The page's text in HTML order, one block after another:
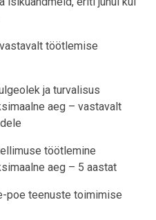
töötlemise
ja turvalisus
aeg – vastavalt
töötlemine
aeg – 5 aastat
poe teenuste toimimise